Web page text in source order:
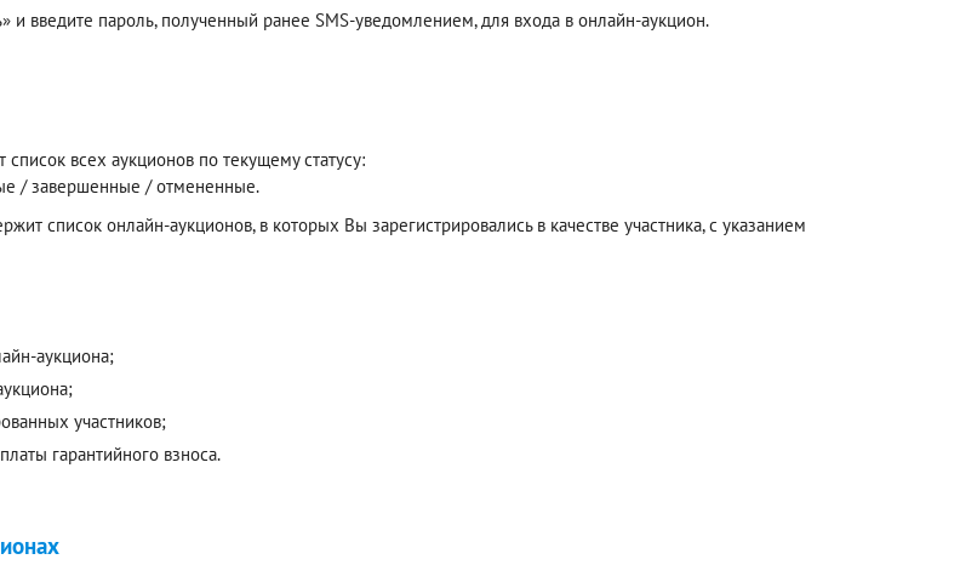
и введите пароль, полученный ранее SMS-уведомлением, для входа в онлайн-аукцион.
всех аукционов по текущему статусу:
/ завершенные / отмененные.
список онлайн-аукционов, в которых Вы зарегистрировались в качестве участника, с указанием
аукциона;
участников;
гарантийного взноса.